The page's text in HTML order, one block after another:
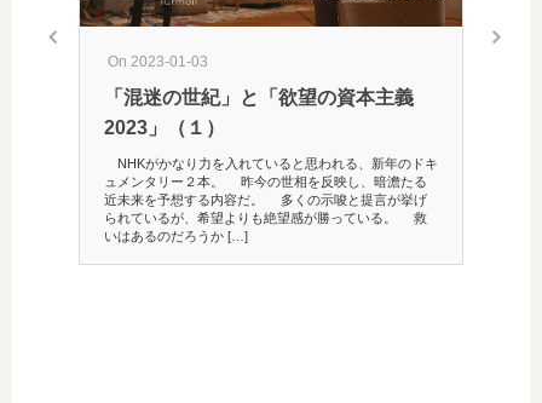
On 2023-01-03
「混迷の世紀」と「欲望の資本主義
2023」（１）
NHKがかなり力を入れていると思われる、新年のドキ
ュメンタリー２本。 昨今の世相を反映し、暗澹たる
近未来を予想する内容だ。 多くの示唆と提言が挙げ
られているが、希望よりも絶望感が勝っている。 救
いはあるのだろうか […]